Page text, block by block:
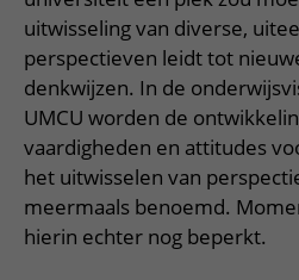
Onderzoeken en diagnostiek
Het Wilhelmina Kinderziekenhuis
Bloedprikken
Wachttijden
Bezoektijden
Wijzigen patiëntgegevens
Mijn UMC Utrecht patiëntportaal
Faciliteiten en voorzieningen
Bezoekregels
Kwaliteit en veiligheid
Route naar het ziekenhuis
Parkeren
Wegwijs in het ziekenhuis
Contact met polikliniek
Contact met verpleegafdeling
Het Wilhelmina Kinderziekenhuis
Teleconsult aanvragen
Diagnostiek aanvragen
Zorgverlenersportaal
Over UMC Utrecht
Research
Onderwijs
Werken bij het UMC Utrecht
uitwisseling van diverse,
perspectieven leidt tot
denkwijzen. In de
UMCU worden de
vaardigheden en attitudes
het uitwisselen van
meermaals benoemd.
hierin echter nog beperkt.